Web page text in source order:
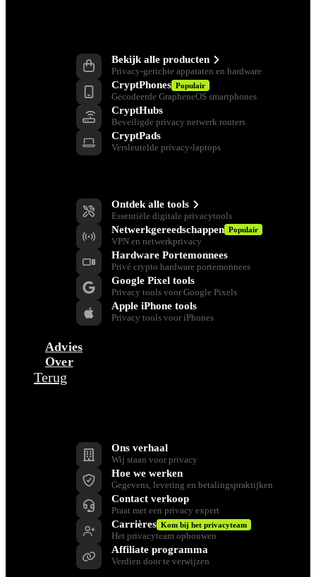
Bekijk alle producten
Privacy-gerichte apparaten en hardware
CryptPhones Populair
Gecodeerde GrapheneOS smartphones
CryptHubs
Beveiligde privacy netwerk routers
CryptPads
Versleutelde privacy-laptops
Ontdek alle tools
Essentiële digitale privacytools
Netwerkgereedschappen Populair
VPN en netwerkprivacy
Hardware Portemonnees
Privé crypto hardware portemonnees
Google Pixel tools
Privacy tools voor Google Pixels
Apple iPhone tools
Privacy tools voor iPhones
Advies
Over
Terug
Ons verhaal
Wij staan voor privacy
Hoe we werken
Gegevens, levering en betalingspraktijken
Contact verkoop
Praat met een privacy expert
Carrières Kom bij het privacyteam
Het privacyteam opbouwen
Affiliate programma
Verdien door te verwijzen